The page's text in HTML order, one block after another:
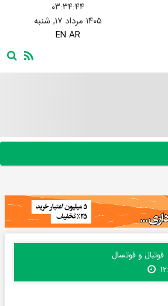
۰۳:۳۴:۴۵
۱۴۰۵ مرداد ۱۷, شنبه
EN AR
فوتبال و فوتسال